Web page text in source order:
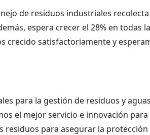
de residuos industriales
espera crecer el 28% en todas
crecido satisfactoriamente y
para la gestión de residuos y
el mejor servicio e innovación
para asegurar la protección